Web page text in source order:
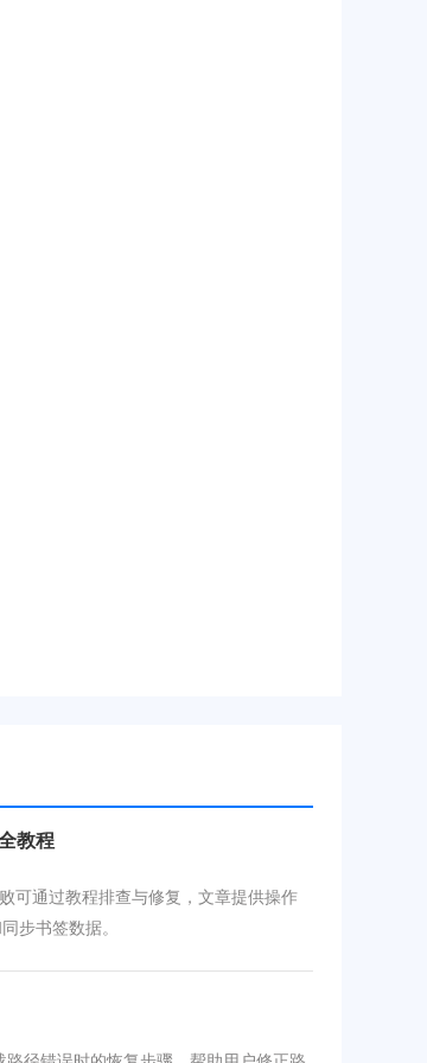
教程
可通过教程排查与修复，文章提供操作
步书签数据。